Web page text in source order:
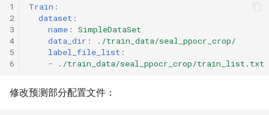
1
2
3
4
5
6
Train :
dataset :
name :
SimpleDataSet
data_dir :
./train_data/seal_ppocr_crop/
label_file_list :
-
./train_data/seal_ppocr_crop/train_list.txt
修改预测部分配置文件：